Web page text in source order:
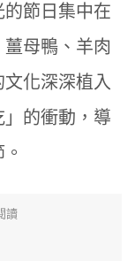
節日集中在
母鴨、羊肉
化深深植入
的衝動，導
讀